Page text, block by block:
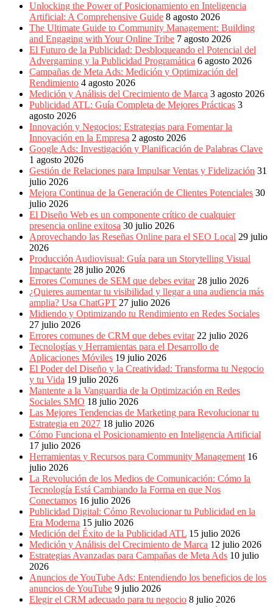
Interactivo,
Medios,
Publicidad,
Marketing,
Campañas
Publicitarias,
Agencias,
Empresas,
Negocios,
Tendencias,
Trendings,
Dinero,
Economía,
Diseño
Móviles,
Estrategias
Digitales,
Estrategias
Publicitarias,
Alianzas,
Clientes,
Innovación,
Tecnología,
Noticias,
Artículos,
Gente,
Contenidos
Calidad,
Eventos
Marketing,
Mercadotecnia,
Eventos
Publicitarios,
Colecciónes,
Marcas,
Insigns,
Creatividad,
SEM,
RRPP,
Comerciales,
Periodismo,
Revistas,
Magazines
BTL,
Unlocking the Power of Posicionamiento en Inteligencia
Artificial: A Comprehensive Guide 8 agosto 2026
The Ultimate Guide to Community Management: Building
and Engaging with Your Online Tribe 7 agosto 2026
El Futuro de la Publicidad: Desbloqueando el Potencial del
Advergaming y la Publicidad Programática 6 agosto 2026
Campañas de Meta Ads: Medición y Optimización del
Rendimiento 4 agosto 2026
Medición y Análisis del Crecimiento de Marca 3 agosto 2026
Publicidad ATL: Guía Completa de Mejores Prácticas 3
agosto 2026
Innovación y Negocios: Estrategias para Fomentar la
Innovación en la Empresa 2 agosto 2026
Google Ads: Investigación y Planificación de Palabras Clave
1 agosto 2026
Gestión de Relaciones para Impulsar Ventas y Fidelización 31
julio 2026
Mejora Continua de la Generación de Clientes Potenciales 30
julio 2026
El Diseño Web es un componente crítico de cualquier
presencia online exitosa 30 julio 2026
Aprovechando las Reseñas Online para el SEO Local 29 julio
2026
Producción Audiovisual: Guía para un Storytelling Visual
Impactante 28 julio 2026
Errores Comunes de SEM que debes evitar 28 julio 2026
¿Quieres aumentar tu visibilidad y llegar a una audiencia más
amplia? Usa ChatGPT 27 julio 2026
Midiendo y Optimizando tu Rendimiento en Redes Sociales
27 julio 2026
Errores comunes de CRM que debes evitar 22 julio 2026
Tecnologías y Herramientas para el Desarrollo de
Aplicaciones Móviles 19 julio 2026
El Poder del Diseño y la Creatividad: Transforma tu Negocio
y tu Vida 19 julio 2026
Mantente a la Vanguardia de la Optimización en Redes
Sociales SMO 18 julio 2026
Las Mejores Tendencias de Marketing para Revolucionar tu
Estrategia en 2027 18 julio 2026
Cómo Funciona el Posicionamiento en Inteligencia Artificial
17 julio 2026
Herramientas y Recursos para Community Management 16
julio 2026
La Revolución de los Medios de Comunicación: Cómo la
Tecnología Está Cambiando la Forma en que Nos
Conectamos 16 julio 2026
Publicidad Digital: Cómo Revolucionar tu Publicidad en la
Era Moderna 15 julio 2026
Medición del Éxito de la Publicidad ATL 15 julio 2026
Medición y Análisis del Crecimiento de Marca 12 julio 2026
Estrategias Avanzadas para Campañas de Meta Ads 10 julio
2026
Anuncios de YouTube Ads: Entendiendo los beneficios de los
anuncios de YouTube 9 julio 2026
Elegir el CRM adecuado para tu negocio 8 julio 2026